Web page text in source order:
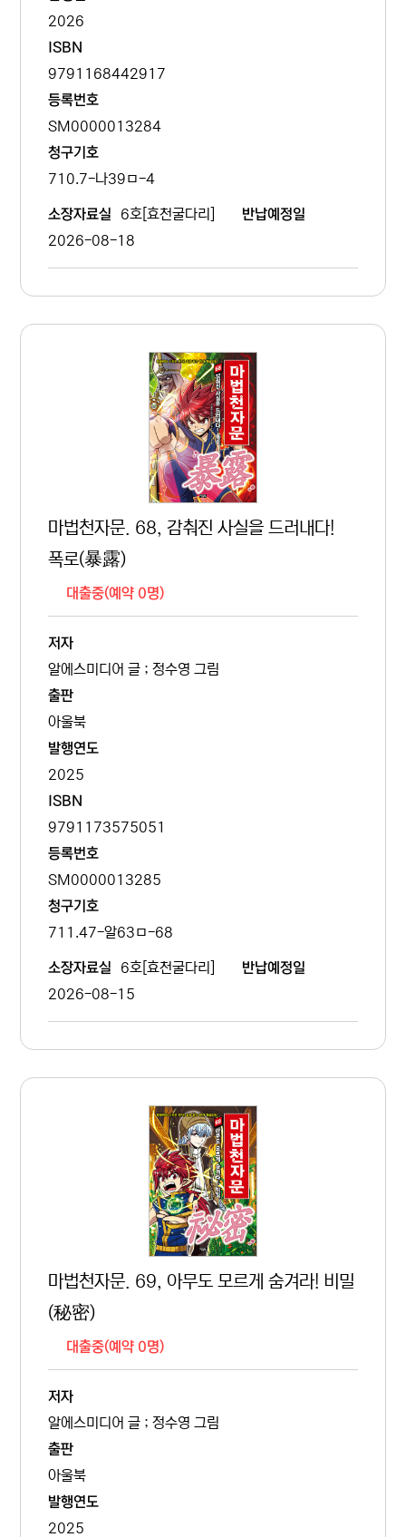
2026
ISBN
9791168442917
등록번호
SM0000013284
청구기호
710.7-나39ㅁ-4
소장자료실 6호[효천굴다리] 반납예정일
2026-08-18
마법천자문. 68, 감춰진 사실을 드러내다!
폭로(暴露)
대출중(예약 0명)
저자
알에스미디어 글 ; 정수영 그림
출판
아울북
발행연도
2025
ISBN
9791173575051
등록번호
SM0000013285
청구기호
711.47-알63ㅁ-68
소장자료실 6호[효천굴다리] 반납예정일
2026-08-15
마법천자문. 69, 아무도 모르게 숨겨라! 비밀
(秘密)
대출중(예약 0명)
저자
알에스미디어 글 ; 정수영 그림
출판
아울북
발행연도
2025